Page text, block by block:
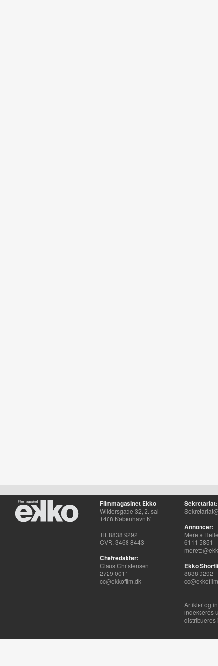
Filmmagasinet Ekko
Wildersgade 32, 2. sal
1408 København K
Tlf. 8838 9292
CVR. 3468 8443
Chefredaktør:
Claus Christensen
2729 0011
cc@ekkofilm.dk
Sekretariat:
Annoncer:
Merete
6111 5851
Ekko
8838 9292
Artikler og
indekseres
distribueres